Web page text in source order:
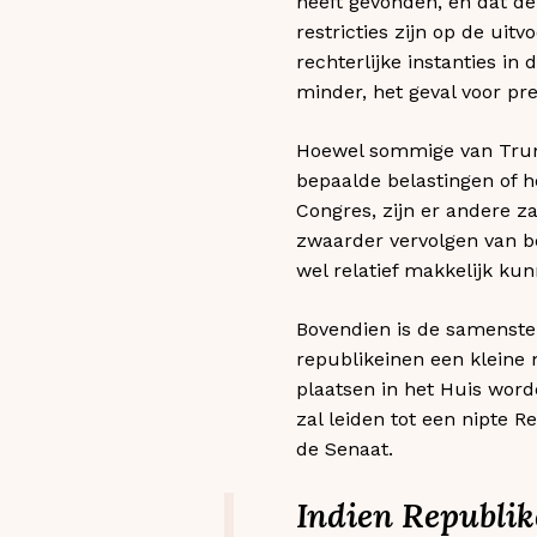
restricties zijn op de
rechterlijke instanties in
minder, het geval voor
Hoewel sommige van
bepaalde belastingen of
Congres, zijn er andere
zwaarder vervolgen van
wel relatief makkelijk
Bovendien is de
republikeinen een kleine
plaatsen in het Huis
zal leiden tot een nipte
de Senaat.
Indien